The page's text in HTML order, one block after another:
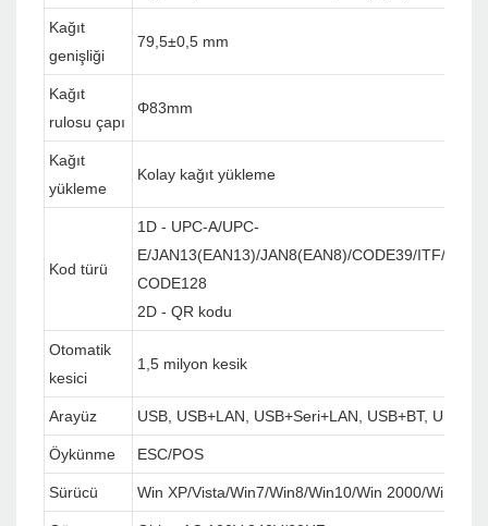
Kağıt
genişliği
79,5±0,5 mm
Kağıt
rulosu çapı
Φ83mm
Kağıt
yükleme
Kolay kağıt yükleme
Kod türü
1D - UPC-A/UPC-
E/JAN13(EAN13)/JAN8(EAN8)/CODE39/ITF/
CODE128
2D - QR kodu
Otomatik
kesici
1,5 milyon kesik
Arayüz USB, USB+LAN, USB+Seri+LAN, USB+BT,
Öykünme ESC/POS
Sürücü Win XP/Vista/Win7/Win8/Win10/Win 2000/Win CE/